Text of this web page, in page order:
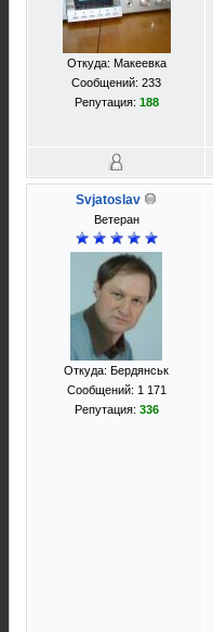
Откуда: Макеевка
Сообщений: 233
Репутация: 188
Svjatoslav
Ветеран
Откуда: Бердянськ
Сообщений: 1 171
Репутация: 336